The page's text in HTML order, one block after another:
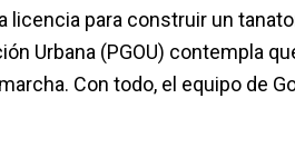
para construir un
Urbana (PGOU) contempla
Con todo, el equipo de